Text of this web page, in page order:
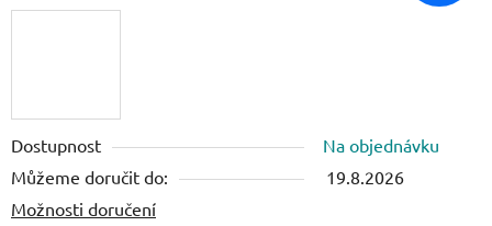
Dostupnost
Na objednávku
Můžeme doručit do:
19.8.2026
Možnosti doručení